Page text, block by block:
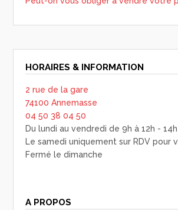
HORAIRES & INFORMATION
2 rue de la gare
74100 Annemasse
04 50 38 04 50
Du lundi au vendredi de 9h à 12h -
Le samedi uniquement sur RDV pour
Fermé le dimanche
A PROPOS